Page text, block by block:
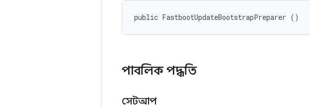
public FastbootUpdateBootstrapPreparer ()
পাবলিক পদ্ধতি
সেটআপ